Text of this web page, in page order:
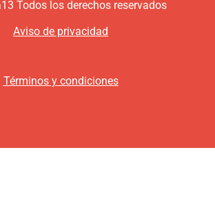
Todos los derechos reservados
Aviso de privacidad
Términos y condiciones